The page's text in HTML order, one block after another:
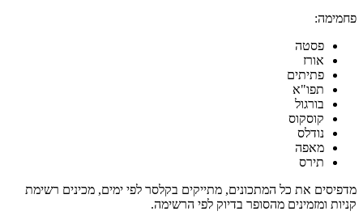
פחמימה:
פסטה
אורז
פתיתים
תפו"א
בורגול
קוסקוס
נודלס
מאפה
תירס
מדפיסים את כל המתכונים, מתייקים בקלסר לפי ימים, מכינים רשימת
קניות ומזמינים מהסופר בדיוק לפי הרשימה.